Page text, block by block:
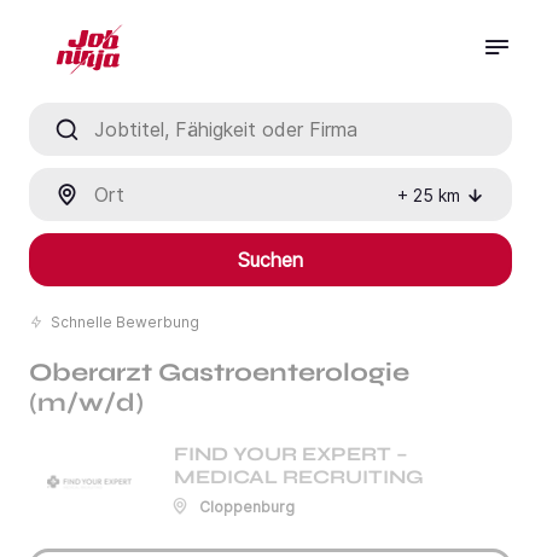
+ 25 km
Suchen
Schnelle Bewerbung
Oberarzt Gastroenterologie
(m/w/d)
FIND YOUR EXPERT –
MEDICAL RECRUITING
Cloppenburg